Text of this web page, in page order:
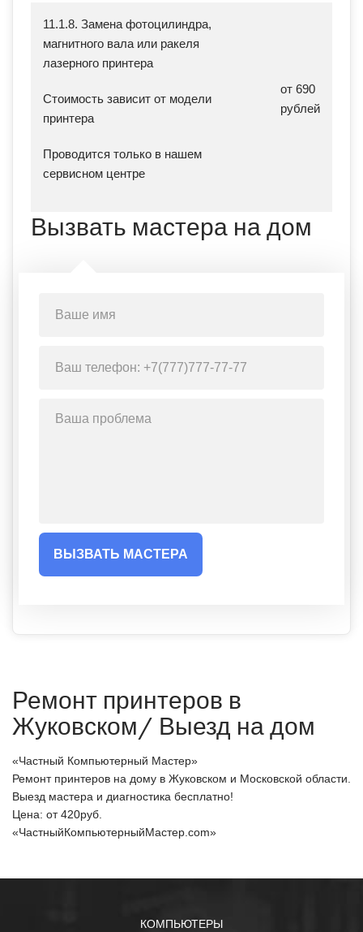
11.1.8. Замена фотоцилиндра,
магнитного вала или ракеля
лазерного принтера
Стоимость зависит от модели
принтера
Проводится только в нашем
сервисном центре
от 690
рублей
Вызвать мастера на дом
ВЫЗВАТЬ МАСТЕРА
Ремонт принтеров в
Жуковском/ Выезд на дом
«Частный Компьютерный Мастер»
Ремонт принтеров на дому в Жуковском и Московской области.
Выезд мастера и диагностика бесплатно!
Цена: от420руб.
«ЧастныйКомпьютерныйМастер.com»
КОМПЬЮТЕРЫ